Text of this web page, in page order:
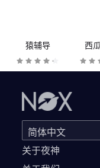
猿辅导 西
关于夜神